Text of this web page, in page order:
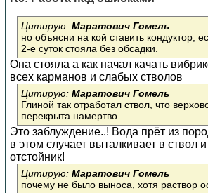
Цитирую: Маратович Гомель
но объясни на кой ставить кондуктор,
2-е суток стояла без обсадки.
Она стояла а как начал качать
всех карманов и слабых стволов
Цитирую: Маратович Гомель
Глиной так отработал ствол, что
перекрыта намертво.
Это заблуждение..! Вода прёт из
в этом случает выталкивает в ствол
отстойник!
Цитирую: Маратович Гомель
почему не было выноса, хотя раствор